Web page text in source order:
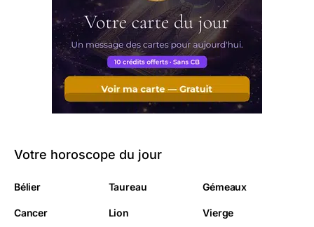
Votre horoscope du jour
Bélier Taureau Gémeaux
Cancer Lion Vierge